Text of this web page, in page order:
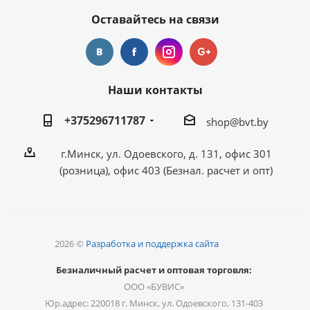
Оставайтесь на связи
Наши контакты
+375296711787
shop@bvt.by
г.Минск, ул. Одоевского, д. 131, офис 301
(розница), офис 403 (Безнал. расчет и опт)
2026 © Разработка и поддержка сайта
Безналичный расчет и оптовая торговля:
ООО «БУВИС»
Юр.адрес: 220018 г. Минск, ул. Одоевского, 131-403